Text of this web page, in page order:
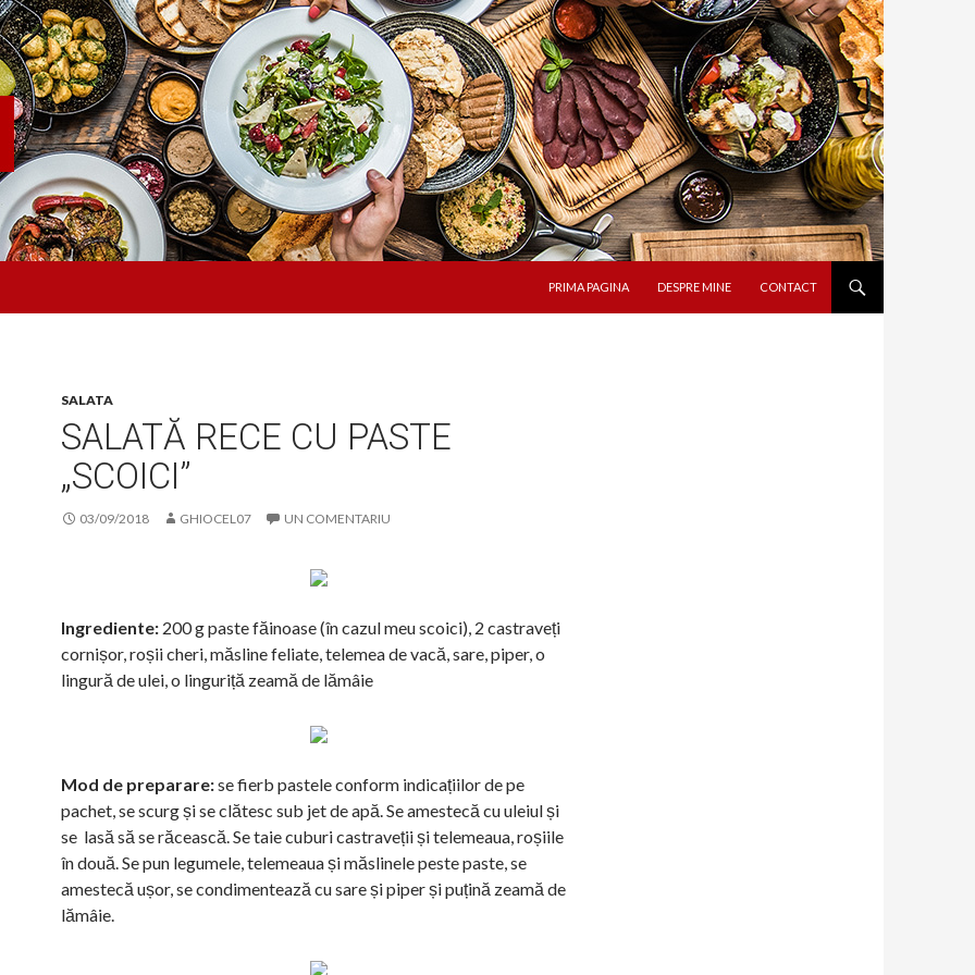
PRIMA PAGINA
DESPRE MINE CONTACT
SALATA
SALATĂ RECE CU PASTE
„SCOICI”
03/09/2018 GHIOCEL07 UN COMENTARIU
Ingrediente: 200 g paste făinoase (în cazul meu scoici), 2 castraveți
cornișor, roșii cheri, măsline feliate, telemea de vacă, sare, piper, o
lingură de ulei, o linguriță zeamă de lămâie
Mod de preparare:se fierb pastele conform indicațiilor de pe
pachet, se scurg și se clătesc sub jet de apă. Se amestecă cu uleiul și
se lasă să se răcească. Se taie cuburi castraveții și telemeaua, roșiile
în două. Se pun legumele, telemeaua și măslinele peste paste, se
amestecă ușor, se condimentează cu sare și piper și puțină zeamă de
lămâie.